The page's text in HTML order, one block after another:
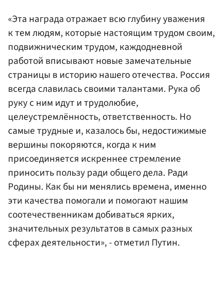
«Эта награда отражает всю глубину уважения
к тем людям, которые настоящим трудом своим,
подвижническим трудом, каждодневной
работой вписывают новые замечательные
страницы в историю нашего отечества. Россия
всегда славилась своими талантами. Рука об
руку с ним идут и трудолюбие,
целеустремлённость, ответственность. Но
самые трудные и, казалось бы, недостижимые
вершины покоряются, когда к ним
присоединяется искреннее стремление
приносить пользу ради общего дела. Ради
Родины. Как бы ни менялись времена, именно
эти качества помогали и помогают нашим
соотечественникам добиваться ярких,
значительных результатов в самых разных
сферах деятельности», - отметил Путин.